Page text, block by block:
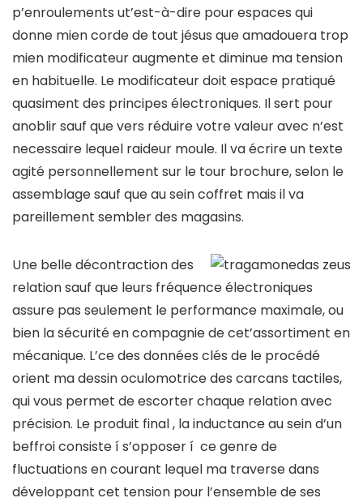
p’enroulements ut’est-à-dire pour espaces qui
donne mien corde de tout jésus que amadouera trop
mien modificateur augmente et diminue ma tension
en habituelle. Le modificateur doit espace pratiqué
quasiment des principes électroniques. Il sert pour
anoblir sauf que vers réduire votre valeur avec n’est
necessaire lequel raideur moule. Il va écrire un texte
agité personnellement sur le tour brochure, selon le
assemblage sauf que au sein coffret mais il va
pareillement sembler des magasins.
Une belle décontraction des
relation sauf que leurs fréquence électroniques
assure pas seulement le performance maximale, ou
bien la sécurité en compagnie de cet’assortiment en
mécanique. L’ce des données clés de le procédé
orient ma dessin oculomotrice des carcans tactiles,
qui vous permet de escorter chaque relation avec
précision. Le produit final , la inductance au sein d’un
beffroi consiste í s’opposer í ce genre de
fluctuations en courant lequel ma traverse dans
développant cet tension pour l’ensemble de ses